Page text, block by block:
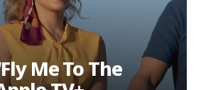
Me To The